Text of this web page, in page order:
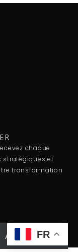
chaque
stratégiques et
transformation
FR
Abonnez-vous